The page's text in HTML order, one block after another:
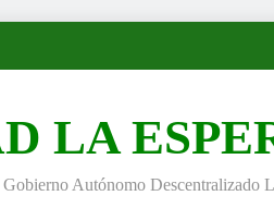
LA
Gobierno Autónomo Descentralizado